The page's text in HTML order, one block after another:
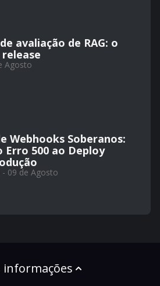
avaliação de RAG: o
Agosto
Webhooks Soberanos:
Erro 500 ao Deploy
09 de Agosto
informações